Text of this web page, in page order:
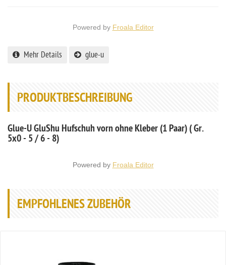
Powered by Froala Editor
Mehr Details glue-u
PRODUKTBESCHREIBUNG
Glue-U GluShu Hufschuh vorn ohne Kleber (1 Paar) ( Gr.
5x0 - 5 / 6 - 8)
Powered by Froala Editor
EMPFOHLENES ZUBEHÖR